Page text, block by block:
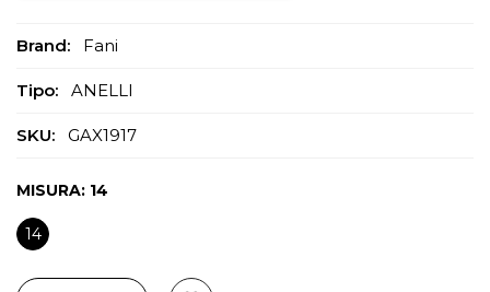
Brand: Fani
Tipo: ANELLI
SKU: GAX1917
MISURA: 14
14